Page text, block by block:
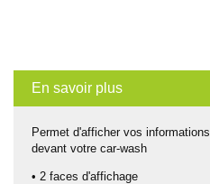
En savoir plus
Permet d'afficher vos
devant votre car-wash
• 2 faces d'affichage